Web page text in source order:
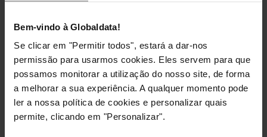
Bem-vindo à Globaldata!
Se clicar em "Permitir todos", estará a dar-nos
permissão para usarmos cookies. Eles servem para que
possamos monitorar a utilização do nosso site, de forma
a melhorar a sua experiência. A qualquer momento pode
ler a nossa política de cookies e personalizar quais
permite, clicando em "Personalizar".
Material condutor Cobre
Tamanho wire AWG
Conteúdo da embalagem